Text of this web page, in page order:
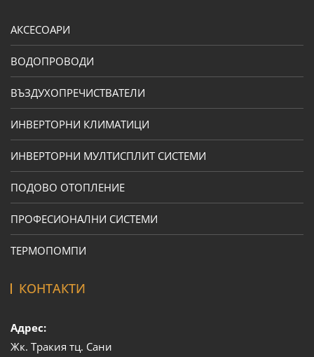
АКСЕСОАРИ
ВОДОПРОВОДИ
ВЪЗДУХОПРЕЧИСТВАТЕЛИ
ИНВЕРТОРНИ КЛИМАТИЦИ
ИНВЕРТОРНИ МУЛТИСПЛИТ СИСТЕМИ
ПОДОВО ОТОПЛЕНИЕ
ПРОФЕСИОНАЛНИ СИСТЕМИ
ТЕРМОПОМПИ
КОНТАКТИ
Адрес:
Жк. Тракия тц. Сани